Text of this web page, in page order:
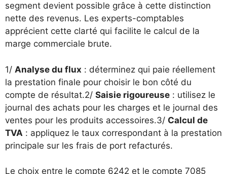
segment devient possible grâce à cette distinction
nette des revenus. Les experts-comptables
apprécient cette clarté qui facilite le calcul de la
marge commerciale brute.
1/ Analyse du flux : déterminez qui paie réellement
la prestation finale pour choisir le bon côté du
compte de résultat.2/ Saisie rigoureuse : utilisez le
journal des achats pour les charges et le journal des
ventes pour les produits accessoires.3/ Calcul de
TVA : appliquez le taux correspondant à la prestation
principale sur les frais de port refacturés.
Le choix entre le compte 6242 et le compte 7085